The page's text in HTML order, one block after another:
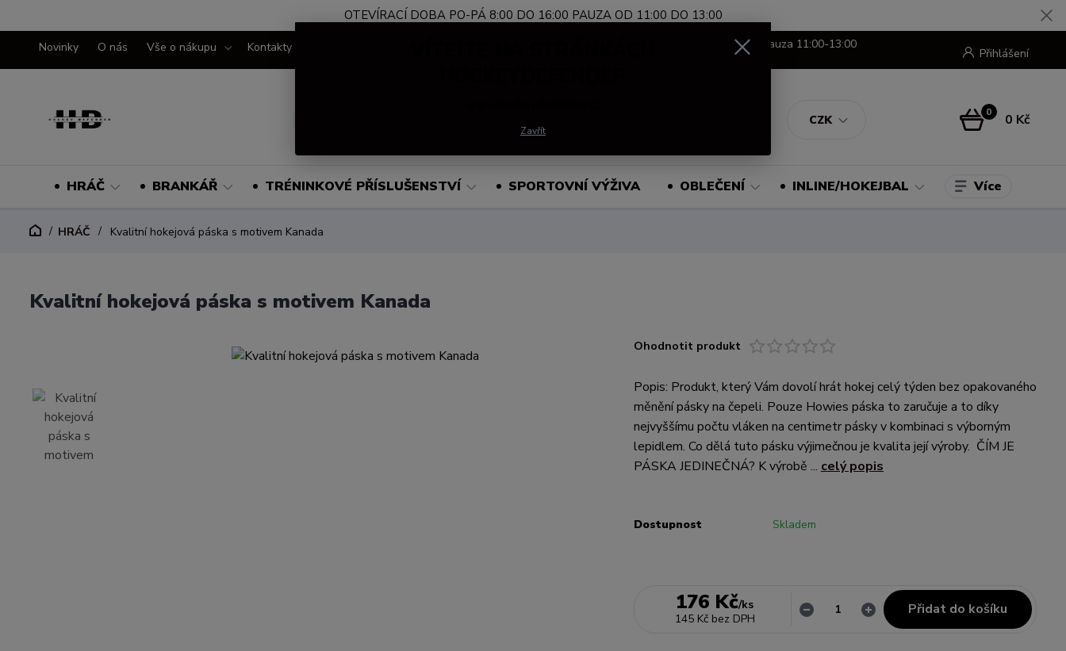
OTEVÍRACÍ DOBA PO-PÁ 8:00 DO 16:00 PAUZA OD 11:00 DO 13:00
Novinky O nás Vše o nákupu Kontakty
CZK
Přihlášení
Po-Pá, 8:00-16:00 pauza 11:00-13:00
0 0 Kč
HRÁČ BRANKÁŘ TRÉNINKOVÉ PŘÍSLUŠENSTVÍ SPORTOVNÍ VÝŽIVA OBLEČENÍ INLINE/HOKEJBAL Více
HRÁČ Kvalitní hokejová páska s motivem Kanada
Kvalitní hokejová páska s motivem Kanada
Ohodnotit produkt
Popis: Produkt, který Vám dovolí hrát hokej celý týden bez opakovaného
měnění pásky na čepeli. Pouze Howies páska to zaručuje a to díky
nejvyššímu počtu vláken na centimetr pásky v kombinaci s výborným
lepidlem. Co dělá tuto pásku výjimečnou je kvalita její výroby. ČÍM JE
PÁSKA JEDINEČNÁ? K výrobě ... celý popis
Dostupnost Skladem
176 Kč/ks
145 Kč bez DPH
Přidat do košíku
Zavřít